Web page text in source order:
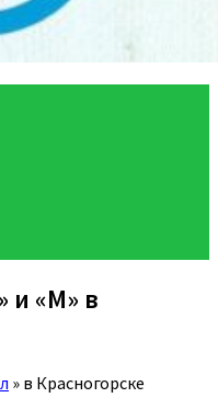
и «M» в
» в Красногорске